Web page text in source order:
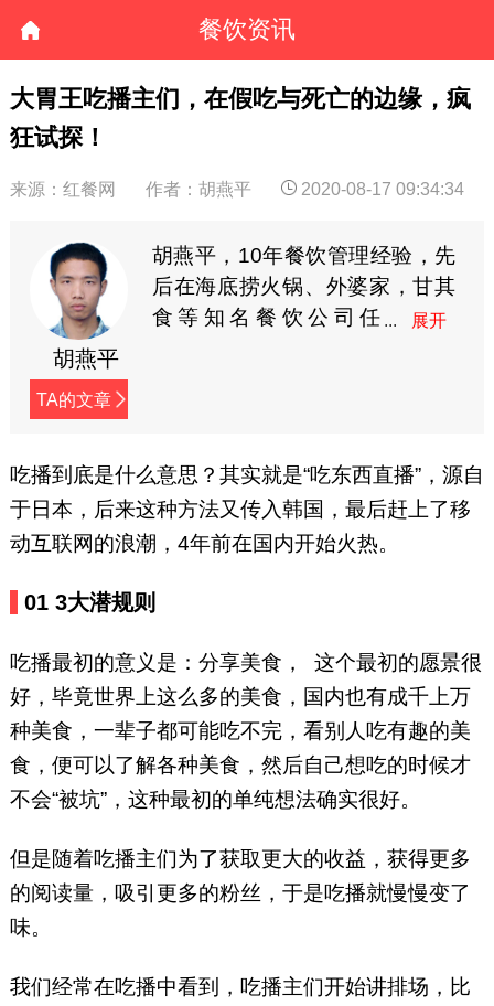
餐饮资讯
大胃王吃播主们，在假吃与死亡的边缘，疯
狂试探！
来源：红餐网 作者：胡燕平 2020-08-17 09:34:34
胡燕平
TA的文章
胡燕平，10年餐饮管理经验，先
后在海底捞火锅、外婆家，甘其
食等知名餐饮公司任
吃播到底是什么意思？其实就是“吃东西直播”，源自
于日本，后来这种方法又传入韩国，最后赶上了移
动互联网的浪潮，4年前在国内开始火热。
01 3大潜规则
吃播最初的意义是：分享美食， 这个最初的愿景很
好，毕竟世界上这么多的美食，国内也有成千上万
种美食，一辈子都可能吃不完，看别人吃有趣的美
食，便可以了解各种美食，然后自己想吃的时候才
不会“被坑”，这种最初的单纯想法确实很好。
但是随着吃播主们为了获取更大的收益，获得更多
的阅读量，吸引更多的粉丝，于是吃播就慢慢变了
味。
我们经常在吃播中看到，吃播主们开始讲排场，比